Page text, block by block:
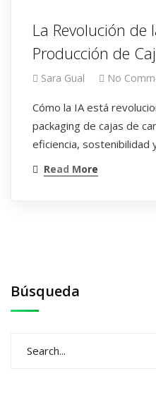
La Revolución de
Producción de
Sara Gual No
Cómo la IA está
packaging de cajas de
eficiencia, sostenibilidad
Read More
Búsqueda